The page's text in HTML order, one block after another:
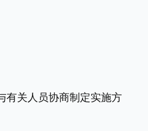
有关人员协商制定实施方